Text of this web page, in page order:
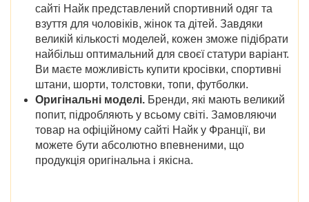
сайті Найк представлений спортивний одяг та
взуття для чоловіків, жінок та дітей. Завдяки
великій кількості моделей, кожен зможе підібрати
найбільш оптимальний для своєї статури варіант.
Ви маєте можливість купити кросівки, спортивні
штани, шорти, толстовки, топи, футболки.
Оригінальні моделі. Бренди, які мають великий
попит, підробляють у всьому світі. Замовляючи
товар на офіційному сайті Найк у Франції, ви
можете бути абсолютно впевненими, що
продукція оригінальна і якісна.